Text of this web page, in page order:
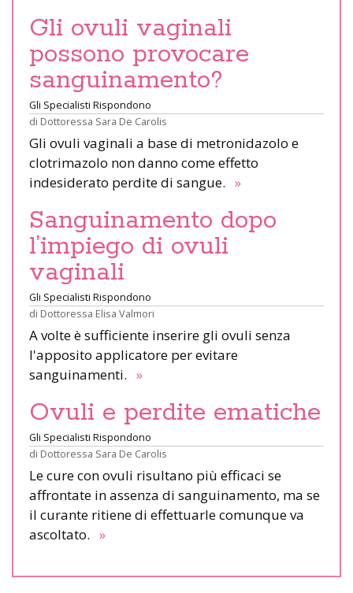
Gli ovuli vaginali
possono provocare
sanguinamento?
Gli Specialisti Rispondono
di Dottoressa Sara De Carolis
Gli ovuli vaginali a base di metronidazolo e
clotrimazolo non danno come effetto
indesiderato perdite di sangue. »
Sanguinamento dopo
l’impiego di ovuli
vaginali
Gli Specialisti Rispondono
di Dottoressa Elisa Valmori
A volte è sufficiente inserire gli ovuli senza
l'apposito applicatore per evitare
sanguinamenti. »
Ovuli e perdite ematiche
Gli Specialisti Rispondono
di Dottoressa Sara De Carolis
Le cure con ovuli risultano più efficaci se
affrontate in assenza di sanguinamento, ma se
il curante ritiene di effettuarle comunque va
ascoltato. »